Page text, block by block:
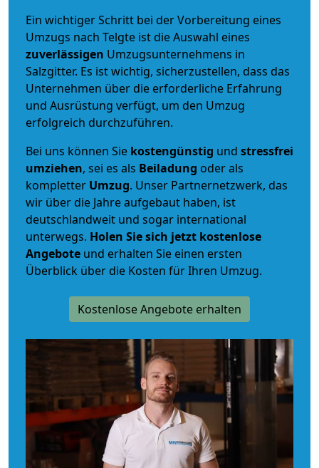
Ein wichtiger Schritt bei der Vorbereitung eines
Umzugs nach Telgte ist die Auswahl eines
zuverlässigen Umzugsunternehmens in
Salzgitter. Es ist wichtig, sicherzustellen, dass das
Unternehmen über die erforderliche Erfahrung
und Ausrüstung verfügt, um den Umzug
erfolgreich durchzuführen.
Bei uns können Sie kostengünstig und stressfrei
umziehen, sei es als Beiladung oder als
kompletter Umzug. Unser Partnernetzwerk, das
wir über die Jahre aufgebaut haben, ist
deutschlandweit und sogar international
unterwegs. Holen Sie sich jetzt kostenlose
Angebote und erhalten Sie einen ersten
Überblick über die Kosten für Ihren Umzug.
Kostenlose Angebote erhalten